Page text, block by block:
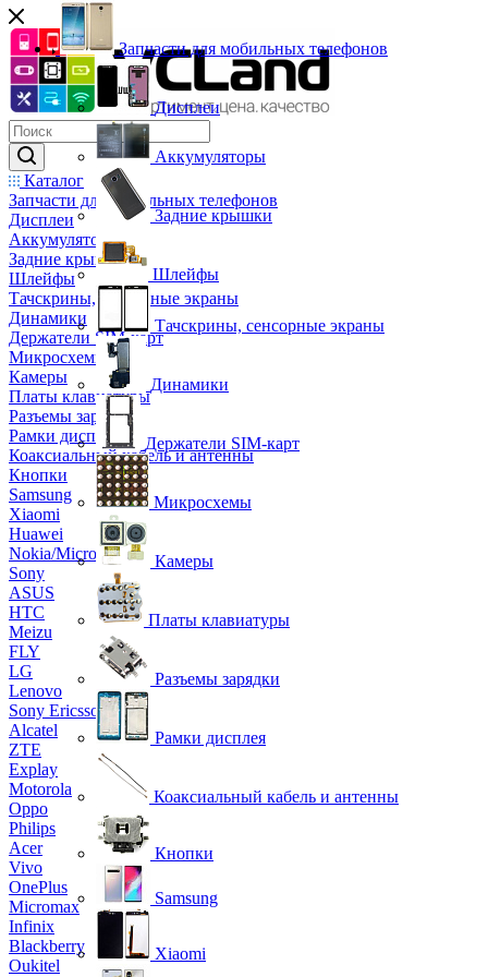
Каталог
Запчасти для мобильных телефонов
Дисплеи
Аккумуляторы
Задние крышки
Шлейфы
Тачскрины, сенсорные экраны
Динамики
Держатели SIM-карт
Микросхемы
Камеры
Платы клавиатуры
Разъемы зарядки
Рамки дисплея
Коаксиальный кабель и антенны
Кнопки
Samsung
Xiaomi
Huawei
Nokia/Microsoft
Sony
ASUS
HTC
Meizu
FLY
LG
Lenovo
Sony Ericsson
Alcatel
ZTE
Explay
Motorola
Oppo
Philips
Acer
Vivo
OnePlus
Micromax
Infinix
Blackberry
Oukitel
Запчасти для мобильных телефонов
Дисплеи
Аккумуляторы
Задние крышки
Шлейфы
Тачскрины, сенсорные экраны
Динамики
Держатели SIM-карт
Микросхемы
Камеры
Платы клавиатуры
Разъемы зарядки
Рамки дисплея
Коаксиальный кабель и антенны
Кнопки
Samsung
Xiaomi